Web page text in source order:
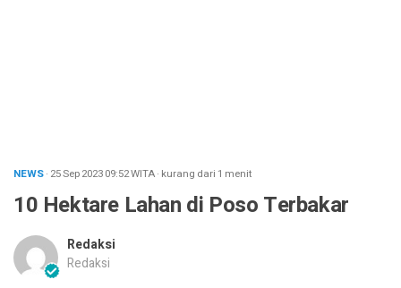
NEWS· 25 Sep 202309:52WITA· kurang dari 1 menit
10 Hektare Lahan di Poso Terbakar
Redaksi
Redaksi